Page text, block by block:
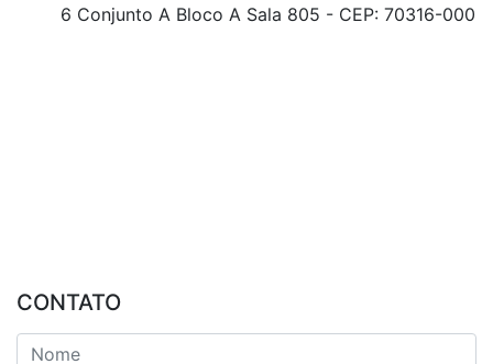
6 Conjunto A Bloco A Sala 805 - CEP: 70316-000
CONTATO